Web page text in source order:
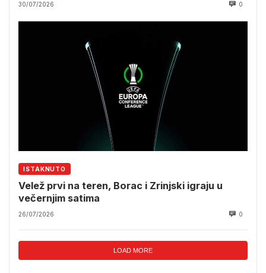
30/07/2026 0
ISTAKNUTO
Velež prvi na teren, Borac i Zrinjski igraju u
večernjim satima
26/07/2026 0
LOAD MORE